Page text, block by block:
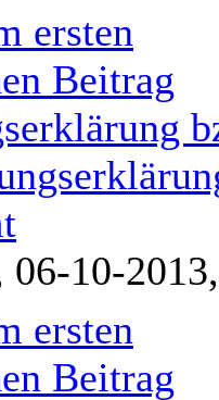
06-10-